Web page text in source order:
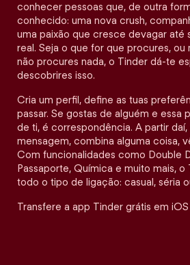
conhecer pessoas que, de outra
conhecido: uma nova crush,
uma paixão que cresce devagar até
real. Seja o que for que procures, ou
não procures nada, o Tinder dá-te
descobrires isso.
Cria um perfil, define as tuas
passar. Se gostas de alguém e essa
de ti, é correspondência. A partir
mensagem, combina alguma coisa,
Com funcionalidades como Double
Passaporte, Química e muito mais,
todo o tipo de ligação: casual, séria
Transfere a app Tinder grátis em